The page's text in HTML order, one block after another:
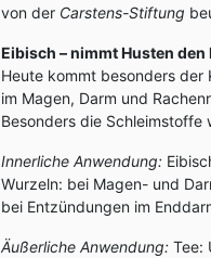
von der Carstens-Stiftung
Eibisch – nimmt Husten den
Heute kommt besonders der
im Magen, Darm und
Besonders die
Innerliche Anwendung:
Wurzeln: bei Magen- und
bei Entzündungen im
Äußerliche Anwendung: Tee: